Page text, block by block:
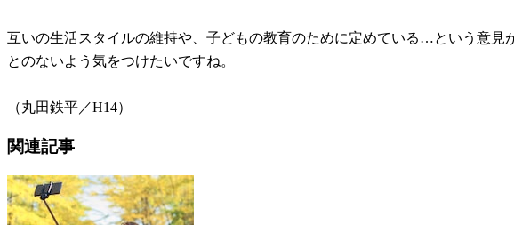
互いの生活スタイルの維持や、子どもの教育のために定めている…という意
とのないよう気をつけたいですね。
（丸田鉄平／H14）
関連記事